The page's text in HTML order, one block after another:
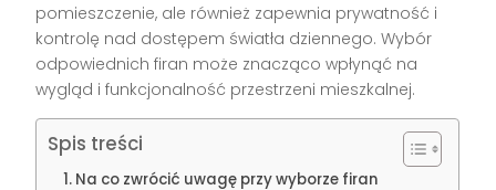
pomieszczenie, ale również zapewnia prywatność i
kontrolę nad dostępem światła dziennego. Wybór
odpowiednich firan może znacząco wpłynąć na
wygląd i funkcjonalność przestrzeni mieszkalnej.
Spis treści
Na co zwrócić uwagę przy wyborze firan